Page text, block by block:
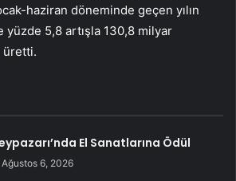
haziran döneminde geçen yılın
yüzde 5,8 artışla 130,8 milyar
üretti.
El Sanatlarına Ödül
Ağustos 6, 2026